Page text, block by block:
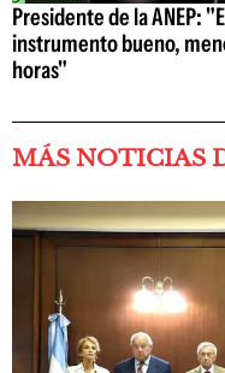
Presidente de la ANEP:
instrumento bueno,
horas"
MÁS NOTICIAS